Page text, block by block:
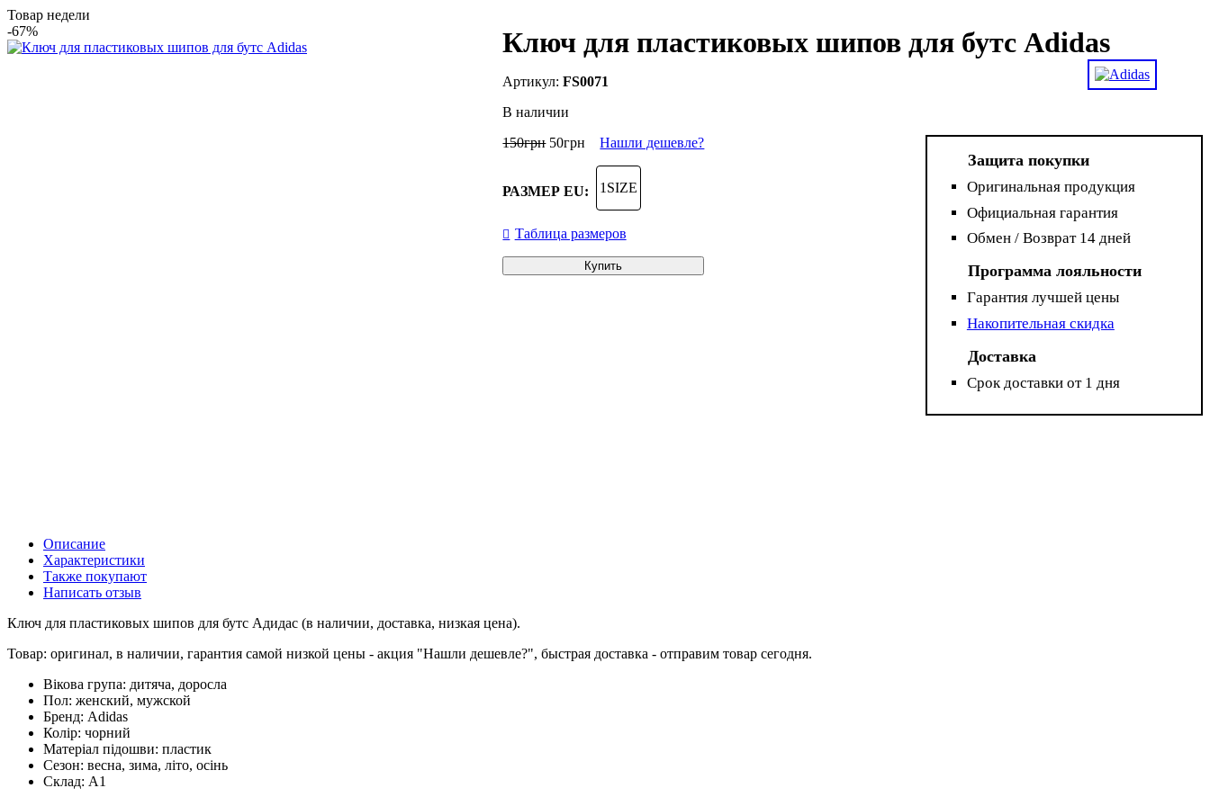
Товар недели
-67%
Ключ для пластиковых шипов для бутс Adidas
FS0071
В наличии
150грн 50грн Нашли дешевле?
РАЗМЕР EU: 1SIZE
Таблица размеров
Купить
Защита покупки
Оригинальная продукция
Официальная гарантия
Обмен / Возврат 14 дней
Программа лояльности
Гарантия лучшей цены
Накопительная скидка
Доставка
Срок доставки от 1 дня
Описание
Характеристики
Также покупают
Написать отзыв
Ключ для пластиковых шипов для бутс Адидас (в наличии, доставка, низкая цена).
Товар: оригинал, в наличии, гарантия самой низкой цены - акция "Нашли дешевле?", быстрая доставка - отправим товар сегодня.
Вікова група: дитяча, доросла
Пол: женский, мужской
Бренд: Adidas
Колір: чорний
Матеріал підошви: пластик
Сезон: весна, зима, літо, осінь
Склад: А1